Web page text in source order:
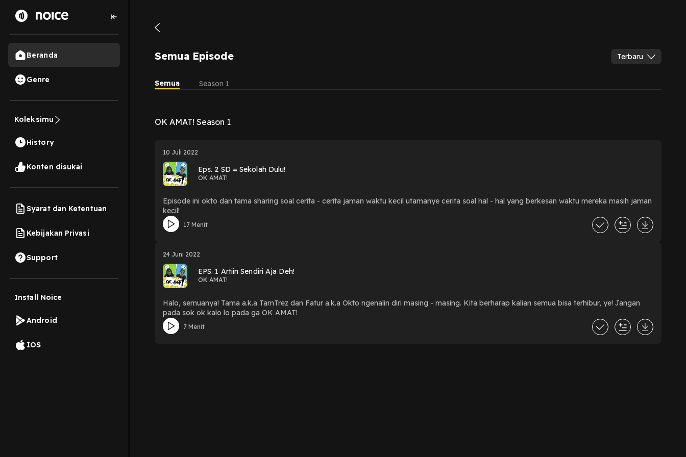
Beranda
Genre
Koleksimu
History
Konten disukai
Syarat dan Ketentuan
Kebijakan Privasi
Support
Install Noice
Android
IOS
Semua Episode Terbaru
Semua Season 1
OK AMAT! Season 1
10 Juli 2022
Eps. 2 SD = Sekolah Dulu!
OK AMAT!
Episode ini okto dan tama sharing soal cerita - cerita jaman waktu kecil utamanye cerita soal hal - hal yang berkesan waktu mereka masih jaman
kecil!
17 Menit
24 Juni 2022
EPS. 1 Artiin Sendiri Aja Deh!
OK AMAT!
Halo, semuanya! Tama a.k.a TamTrez dan Fatur a.k.a Okto ngenalin diri masing - masing. Kita berharap kalian semua bisa terhibur, ye! Jangan
pada sok ok kalo lo pada ga OK AMAT!
7 Menit